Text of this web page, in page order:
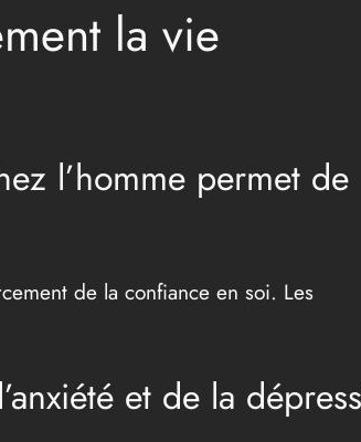
la vie
l’homme permet de
de la confiance en soi. Les
et de la